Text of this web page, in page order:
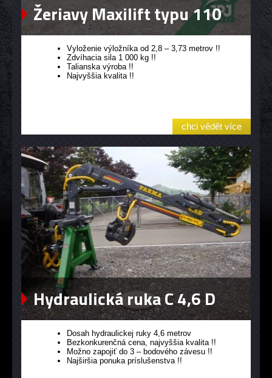
Žeriavy Maxilift typu 110
Vyloženie výložníka od 2,8 – 3,73 metrov !!
Zdvíhacia sila 1 000 kg !!
Talianska výroba !!
Najvyššia kvalita !!
chci vědět více
Hydraulická ruka C 4,6 D
Dosah hydraulickej ruky 4,6 metrov
Bezkonkurenčná cena, najvyššia kvalita !!
Možno zapojiť do 3 – bodového závesu !!
Najširšia ponuka príslušenstva !!